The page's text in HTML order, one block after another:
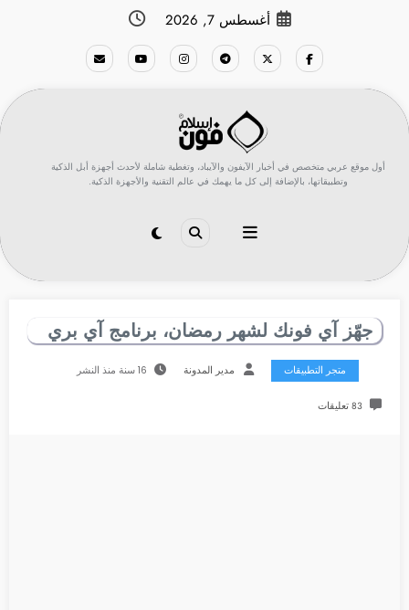
أغسطس 7, 2026
أول موقع عربي متخصص في أخبار الآيفون والآيباد، وتغطية شاملة لأحدث أجهزة أبل الذكية
وتطبيقاتها، بالإضافة إلى كل ما يهمك في عالم التقنية والأجهزة الذكية.
جهّز آي فونك لشهر رمضان، برنامج آي بري
متجر التطبيقات مدير المدونة 16 سنة منذ النشر
83 تعليقات